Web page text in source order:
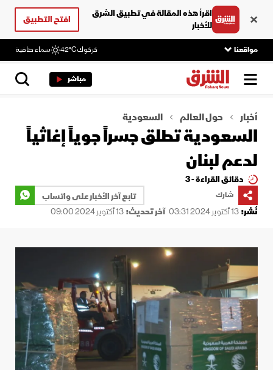
اقرأ هذه المقالة في تطبيق الشرق
للأخبار
افتح التطبيق
مواقعنا كركوك42°C سماء صافية
مباشر
أخبار حول العالم السعودية
السعودية تطلق جسراً جوياً إغاثياً
لدعم لبنان
دقائق القراءة - 3
شارك
تابع آخر الأخبار على واتساب
نُشر:13 أكتوبر 2024 03:31 آخر تحديث:13 أكتوبر 2024 09:00